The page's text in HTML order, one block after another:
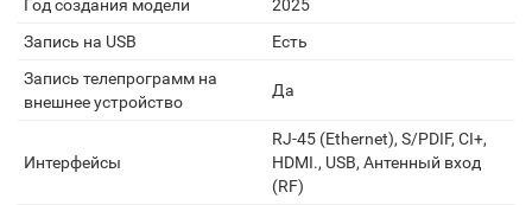
Год создания модели
2025
Запись на USB
Есть
Запись телепрограмм на
внешнее устройство
Да
Интерфейсы
RJ-45 (Ethernet), S/PDIF, CI+,
HDMI., USB, Антенный вход
(RF)